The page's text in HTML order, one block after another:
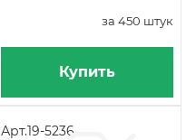
за 450 штук
Купить
Арт.19-5236